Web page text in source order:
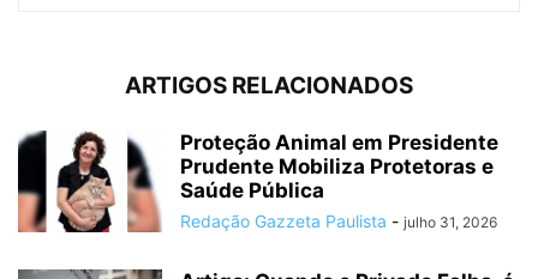
ARTIGOS RELACIONADOS
Proteção Animal em Presidente
Prudente Mobiliza Protetoras e
Saúde Pública
Redação Gazzeta Paulista - julho 31, 2026